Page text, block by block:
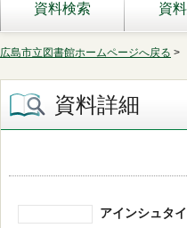
資料検索 資
広島市立図書館ホームページへ戻る >
資料詳細
アインシュタ